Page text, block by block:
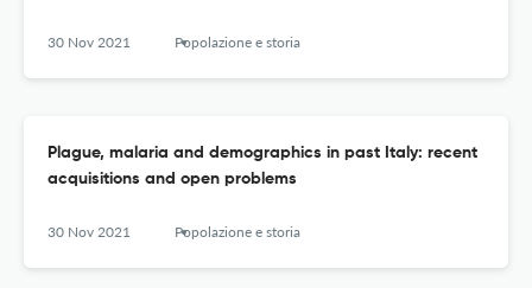
30 Nov 2021 Popolazione e storia
Plague, malaria and demographics in past Italy: recent
acquisitions and open problems
30 Nov 2021 Popolazione e storia